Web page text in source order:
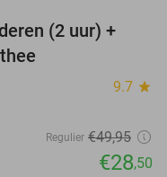
43%
(2 uur) +
9.7 star
Regulier €49,95
€28,50